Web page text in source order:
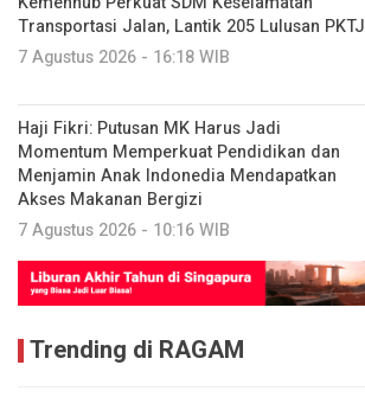
Transportasi Jalan, Lantik 205 Lulusan PKTJ
7 Agustus 2026 - 16:18 WIB
Haji Fikri: Putusan MK Harus Jadi
Momentum Memperkuat Pendidikan dan
Menjamin Anak Indonedia Mendapatkan
Akses Makanan Bergizi
7 Agustus 2026 - 10:16 WIB
Trending di RAGAM